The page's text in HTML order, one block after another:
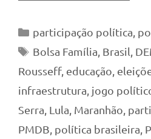
Categorias
participação política
Tags
Bolsa Família Brasil
Rousseff, educação
infraestrutura jogo
Serra Lula Maranhão
PMDB política brasileira